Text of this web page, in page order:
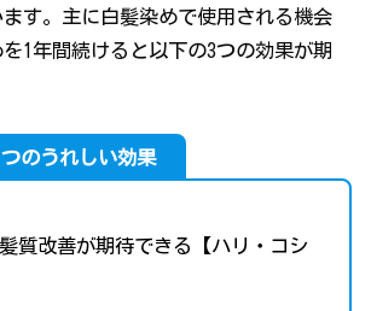
す。主に白髪染めで使用される機会
1年間続けると以下の3つの効果が期
のうれしい効果
質改善が期待できる【ハリ・コシ